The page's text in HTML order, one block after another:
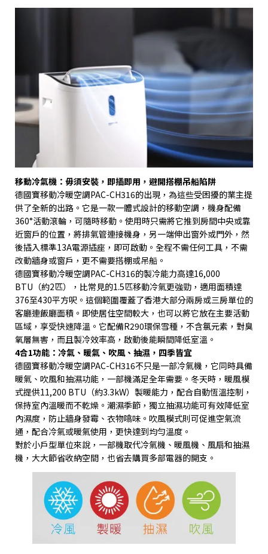
移動冷氣機：毋須安裝，即插即用，避開搭棚吊船陷阱
德國寶移動冷暖空調PAC-CH316的出現，為這些受困擾的業主提
供了全新的出路。它是一款一體式設計的移動空調，機身配備
360°活動滾輪，可隨時移動。使用時只需將它推到房間中央或靠
近窗戶的位置，將排氣管連接機身，另一端伸出窗外或門外，然
後插入標準13A電源插座，即可啟動。全程不需任何工具，不需
改動牆身或窗戶，更不需要搭棚或吊船。
德國寶移動冷暖空調PAC-CH316的製冷能力高達16,000
BTU （約2匹），比常見的1.5匹移動冷氣更強勁，適用面積達
376至430平方呎。這個範圍覆蓋了香港大部分兩房或三房單位的
客廳連飯廳面積。即使居住空間較大，也可以將它放在主要活動
區域，享受快速降溫。它配備R290環保雪種，不含氯元素，對臭
氧層無害，而且製冷效率高，啟動後能瞬間降低室溫。
4合1功能：冷氣、暖氣、吹風、抽濕，四季皆宜
德國寶移動冷暖空調PAC-CH316不只是一部冷氣機，它同時具備
暖氣、吹風和抽濕功能，一部機滿足全年需要。冬天時，暖風模
式提供11,200 BTU （約3.3kW）製暖能力，配合自動恆溫控制，
保持室內溫暖而不乾燥。潮濕季節，獨立抽濕功能可有效降低室
內濕度，防止牆身發霉、衣物噏味。吹風模式則可促進空氣流
通，配合冷氣或暖氣使用，更快達到均勻溫度。
對於小戶型單位來說，一部機取代冷氣機、暖風機、風扇和抽濕
機，大大節省收納空間，也省去購買多部電器的開支。